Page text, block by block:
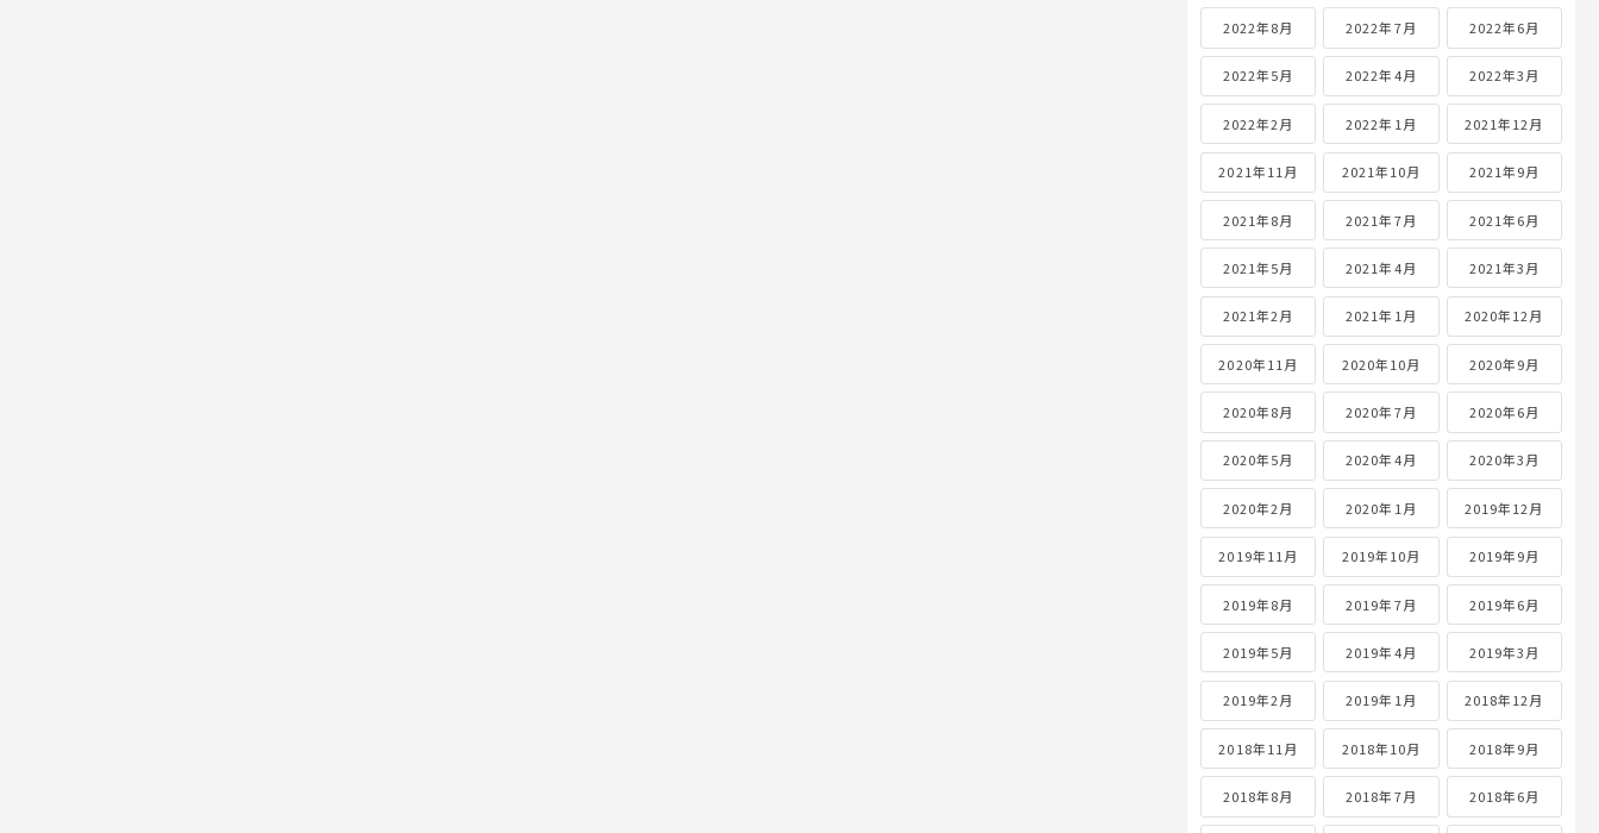
2022年8月 2022年7月 2022年6月
2022年5月 2022年4月 2022年3月
2022年2月 2022年1月 2021年12月
2021年11月 2021年10月 2021年9月
2021年8月 2021年7月 2021年6月
2021年5月 2021年4月 2021年3月
2021年2月 2021年1月 2020年12月
2020年11月 2020年10月 2020年9月
2020年8月 2020年7月 2020年6月
2020年5月 2020年4月 2020年3月
2020年2月 2020年1月 2019年12月
2019年11月 2019年10月 2019年9月
2019年8月 2019年7月 2019年6月
2019年5月 2019年4月 2019年3月
2019年2月 2019年1月 2018年12月
2018年11月 2018年10月 2018年9月
2018年8月 2018年7月 2018年6月